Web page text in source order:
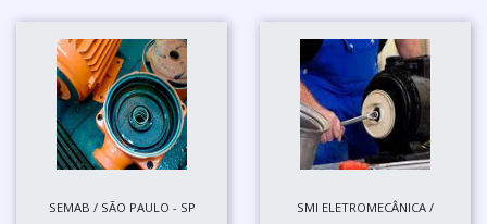
SEMAB / SÃO PAULO - SP
SMI ELETROMECÂNICA /